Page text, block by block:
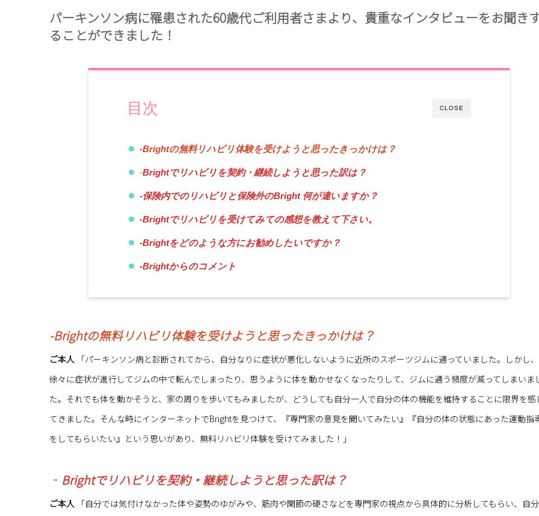
パーキンソン病に罹患された60歳代ご利用者さまより、貴重なインタビューをお聞き
ることができました！
CLOSE
目次
-Brightの無料リハビリ体験を受けようと思ったきっかけは？
‐Brightでリハビリを契約・継続しようと思った訳は？
-保険内でのリハビリと保険外のBright 何が違いますか？
‐Brightでリハビリを受けてみての感想を教えて下さい。
‐Brightをどのような方にお勧めしたいですか？
-Brightからのコメント
-Brightの無料リハビリ体験を受けようと思ったきっかけは？
ご本人 「パーキンソン病と診断されてから、自分なりに症状が悪化しないように近所のスポーツジムに通っていました。しかし、
徐々に症状が進行してジムの中で転んでしまったり、思うように体を動かせなくなったりして、ジムに通う頻度が減ってしまいま
た。それでも体を動かそうと、家の周りを歩いてもみましたが、どうしても自分一人で自分の体の機能を維持することに限界を感
てきました。そんな時にインターネットでBrightを見つけて、『専門家の意見を聞いてみたい』『自分の体の状態にあった運動指
をしてもらいたい』という思いがあり、無料リハビリ体験を受けてみました！」
‐ Brightでリハビリを契約・継続しようと思った訳は？
ご本人 「自分では気付けなかった体や姿勢のゆがみや、筋肉や関節の硬さなどを専門家の視点から具体的に分析してもらい、自